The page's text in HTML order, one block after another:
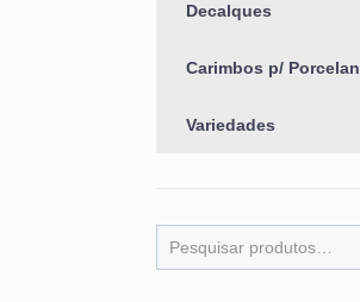
Decalques
Carimbos p/
Variedades